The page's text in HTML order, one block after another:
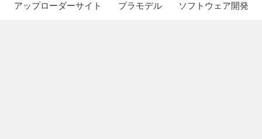
アップローダーサイト プラモデル ソフトウェア開発